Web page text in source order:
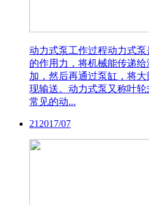
动力式泵工作过程动力式泵
的作用力，将机械能传递
加，然后再通过泵缸，将
现输送。动力式泵又称叶
常见的动...
21 2017/07